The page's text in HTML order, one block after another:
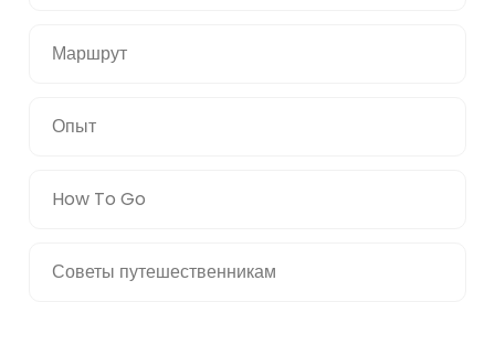
Маршрут
Опыт
How To Go
Советы путешественникам